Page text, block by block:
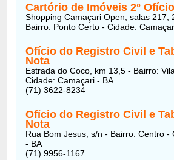
Cartório de Imóveis 2° Ofício
Shopping Camaçari Open, salas 217,
Bairro: Ponto Certo - Cidade:
Ofício do Registro Civil e
Nota
Estrada do Coco, km 13,5 - Bairro:
Cidade: Camaçari - BA
(71) 3622-8234
Ofício do Registro Civil e
Nota
Rua Bom Jesus, s/n - Bairro: Centro -
- BA
(71) 9956-1167